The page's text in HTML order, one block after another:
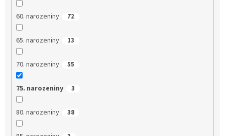
60. narozeniny 72
65. narozeniny 13
70. narozeniny 55
75. narozeniny 3
80. narozeniny 38